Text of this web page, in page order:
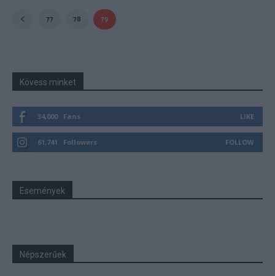
77 78 79
Kövess minket
34,000 Fans LIKE
61,741 Followers FOLLOW
Események
Népszerűek